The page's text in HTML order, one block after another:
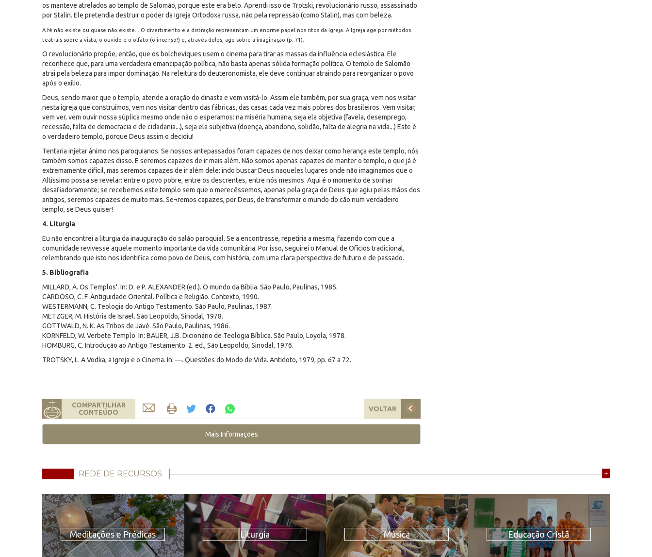
os manteve atrelados ao templo de Salomão, porque este era belo. Aprendi isso de Trotski, revolucionário russo, assassinado
por Stalin. Ele pretendia destruir o poder da Igreja Ortodoxa russa, não pela repressão (como Stalin), mas com beleza.
A fé não existe ou quase não existe... O divertimento e a distração representam um enorme papel nos ritos da Igreja. A Igreja age por métodos
teatrais sobre a vista, o ouvido e o olfato (o incenso!) e, através deles, age sobre a imaginação (p. 71).
O revolucionário propõe, então, que os bolcheviques usem o cinema para tirar as massas da influência eclesiástica. Ele
reconhece que, para uma verdadeira emancipação política, não basta apenas sólida formação política. O templo de Salomão
atrai pela beleza para impor dominação. Na releitura do deuteronomista, ele deve continuar atraindo para reorganizar o povo
após o exílio.
Deus, sendo maior que o templo, atende a oração do dinasta e vem visitá-lo. Assim ele também, por sua graça, vem nos visitar
nesta igreja que construímos, vem nos visitar dentro das fábricas, das casas cada vez mais pobres dos brasileiros. Vem visitar,
vem ver, vem ouvir nossa súplica mesmo onde não o esperamos: na miséria humana, seja ela objetiva (favela, desemprego,
recessão, falta de democracia e de cidadania...), seja ela subjetiva (doença, abandono, solidão, falta de alegria na vida...) Este é
o verdadeiro templo, porque Deus assim o decidiu!
Tentaria injetar ânimo nos paroquianos. Se nossos antepassados foram capazes de nos deixar como herança este templo, nós
também somos capazes disso. E seremos capazes de ir mais além. Não somos apenas capazes de manter o templo, o que já é
extremamente difícil, mas seremos capazes de ir além dele: indo buscar Deus naqueles lugares onde não imaginamos que o
Altíssimo possa se revelar: entre o povo pobre, entre os descrentes, entre nós mesmos. Aqui é o momento de sonhar
desafiadoramente; se recebemos este templo sem que o merecêssemos, apenas pela graça de Deus que agiu pelas mãos dos
antigos, seremos capazes de muito mais. Se¬remos capazes, por Deus, de transformar o mundo do cão num verdadeiro
templo, se Deus quiser!
4. Liturgia
Eu não encontrei a liturgia da inauguração do salão paroquial. Se a encontrasse, repetiria a mesma, fazendo com que a
comunidade revivesse aquele momento importante da vida comunitária. Por isso, seguirei o Manual de Ofícios tradicional,
relembrando que isto nos identifica como povo de Deus, com história, com uma clara perspectiva de futuro e de passado.
5. Bibliografia
MILLARD, A. Os Templos'. In: D. e P. ALEXANDER (ed.). O mundo da Bíblia. São Paulo, Paulinas, 1985.
CARDOSO, C. F. Antiguidade Oriental. Política e Religião. Contexto, 1990.
WESTERMANN, C. Teologia do Antigo Testamento. São Paulo, Paulinas, 1987.
METZGER, M. História de Israel. São Leopoldo, Sinodal, 1978.
GOTTWALD, N. K. As Tribos de Javé. São Paulo, Paulinas, 1986.
KORNFELD, W. Verbete Templo. In: BAUER, J.B. Dicionário de Teologia Bíblica. São Paulo, Loyola, 1978.
HOMBURG, C. Introdução ao Antigo Testamento. 2. ed., São Leopoldo, Sinodal, 1976.
TROTSKY, L. A Vodka, a Igreja e o Cinema. In: —. Questões do Modo de Vida. Antidoto, 1979, pp. 67 a 72.
COMPARTILHAR
CONTEÚDO
VOLTAR
Mais Informações
REDE DE RECURSOS +
Meditações e Prédicas Liturgia Música Educação Cristã